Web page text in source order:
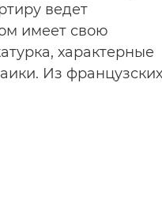
ведет
имеет свою
характерные
Из французских